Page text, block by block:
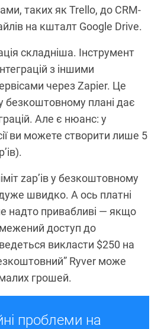
таких як Trello, до CRM-
на кшталт Google Drive.
складніша. Інструмент
з іншими
через Zapier. Це
безкоштовному плані дає
Але є нюанс: у
ви можете створити лише 5
zap’ів у безкоштовному
швидко. А ось платні
надто привабливі — якщо
доступ до
викласти $250 на
Ryver може
грошей.
проблеми на